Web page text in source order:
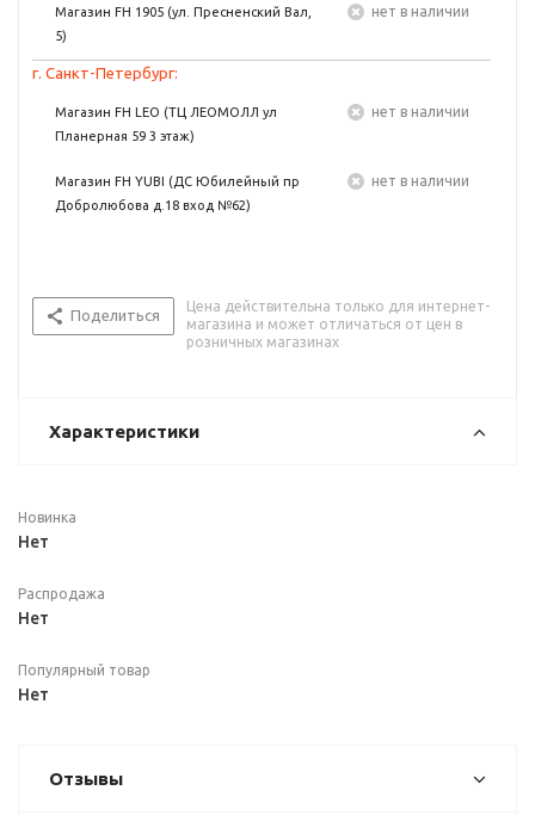
Магазин FH 1905 (ул. Пресненский Вал,
5)
Нет в наличии
г. Санкт-Петербург:
Магазин FH LEO (ТЦ ЛЕОМОЛЛ ул
Планерная 59 3 этаж)
Нет в наличии
Магазин FH YUBI (ДС Юбилейный пр
Добролюбова д.18 вход №62)
Нет в наличии
Поделиться
Цена действительна только для интернет-
магазина и может отличаться от цен в
розничных магазинах
Характеристики
Новинка
Нет
Распродажа
Нет
Популярный товар
Нет
Отзывы